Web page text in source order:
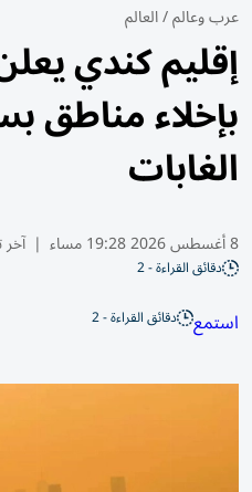
عرب وعالم/العالم
إقليم كندي
بإخلاء مناطق
الغابات
8 أغسطس 2026 19:28 مساء |
دقائق القراءة - 2
استمع دقائق القراءة - 2